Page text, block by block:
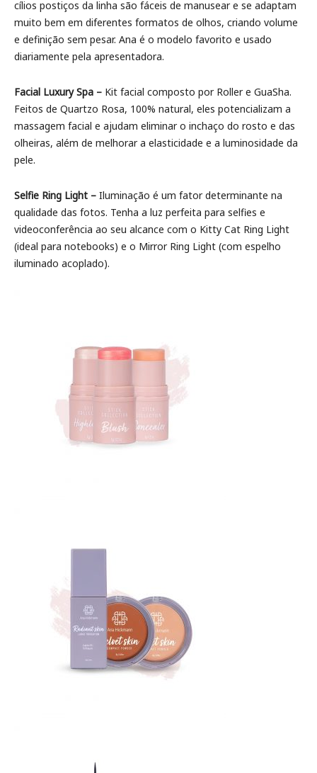
cílios postiços da linha são fáceis de manusear e se adaptam
muito bem em diferentes formatos de olhos, criando volume
e definição sem pesar. Ana é o modelo favorito e usado
diariamente pela apresentadora.
Facial Luxury Spa – Kit facial composto por Roller e GuaSha.
Feitos de Quartzo Rosa, 100% natural, eles potencializam a
massagem facial e ajudam eliminar o inchaço do rosto e das
olheiras, além de melhorar a elasticidade e a luminosidade da
pele.
Selfie Ring Light – Iluminação é um fator determinante na
qualidade das fotos. Tenha a luz perfeita para selfies e
videoconferência ao seu alcance com o Kitty Cat Ring Light
(ideal para notebooks) e o Mirror Ring Light (com espelho
iluminado acoplado).